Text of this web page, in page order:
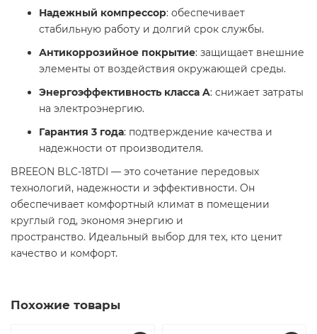
Надежный компрессор: обеспечивает
стабильную работу и долгий срок службы.
Антикоррозийное покрытие: защищает внешние
элементы от воздействия окружающей среды.
Энергоэффективность класса A: снижает затраты
на электроэнергию.
Гарантия 3 года: подтверждение качества и
надежности от производителя.
BREEON BLC-18TDI — это сочетание передовых
технологий, надежности и эффективности. Он
обеспечивает комфортный климат в помещении
круглый год, экономя энергию и
пространство. Идеальный выбор для тех, кто ценит
качество и комфорт.
Похожие товары